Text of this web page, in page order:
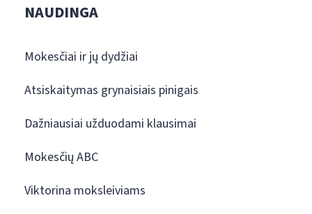
NAUDINGA
Mokesčiai ir jų dydžiai
Atsiskaitymas grynaisiais pinigais
Dažniausiai užduodami klausimai
Mokesčių ABC
Viktorina moksleiviams